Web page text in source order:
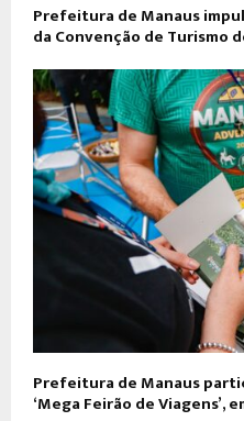
Prefeitura de Manaus
da Convenção de Turismo
Prefeitura de Manaus
‘Mega Feirão de Viagens’,